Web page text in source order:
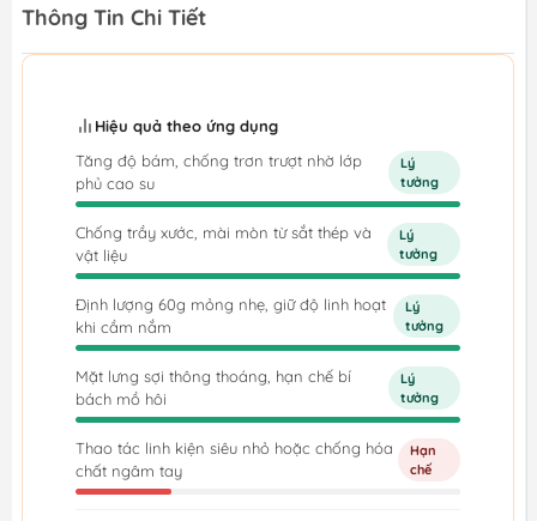
Thông Tin Chi Tiết
Hiệu quả theo ứng dụng
Tăng độ bám, chống trơn trượt nhờ lớp
phủ cao su
Lý
tưởng
Chống trầy xước, mài mòn từ sắt thép và
vật liệu
Lý
tưởng
Định lượng 60g mỏng nhẹ, giữ độ linh hoạt
khi cầm nắm
Lý
tưởng
Mặt lưng sợi thông thoáng, hạn chế bí
bách mồ hôi
Lý
tưởng
Thao tác linh kiện siêu nhỏ hoặc chống hóa
chất ngâm tay
Hạn
chế